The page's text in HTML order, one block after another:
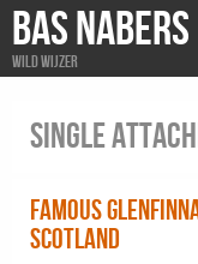
BAS NABERS
Wild wijzer
Single
Famous
Scotland